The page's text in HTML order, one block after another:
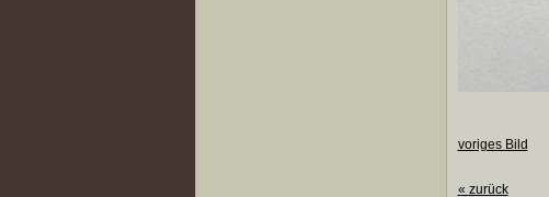
voriges Bild
« zurück